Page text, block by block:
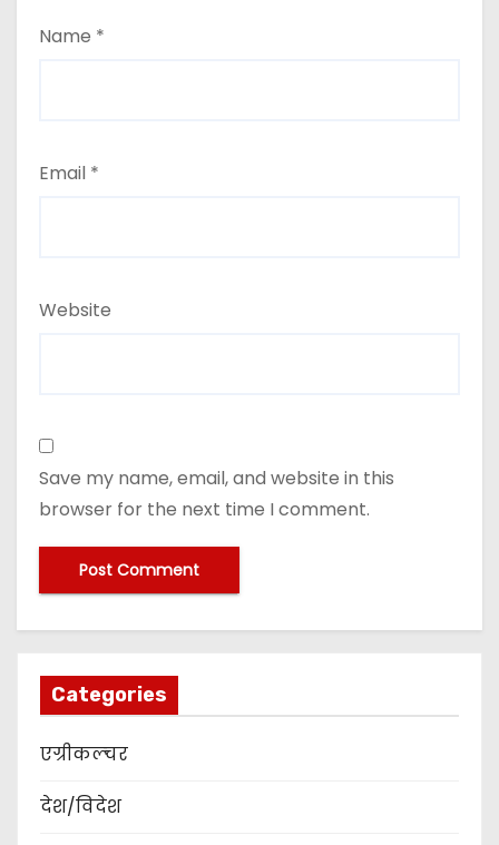
Name *
Email *
Website
Save my name, email, and website in this
browser for the next time I comment.
Categories
एग्रीकल्चर
देश/विदेश